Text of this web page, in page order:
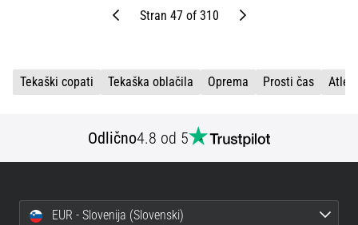
NazajStran 47 of 310 Naprej
Tekaški copati Tekaška oblačila Oprema Prosti čas
Odlično4.8 od 5
EUR - Slovenija (Slovenski)